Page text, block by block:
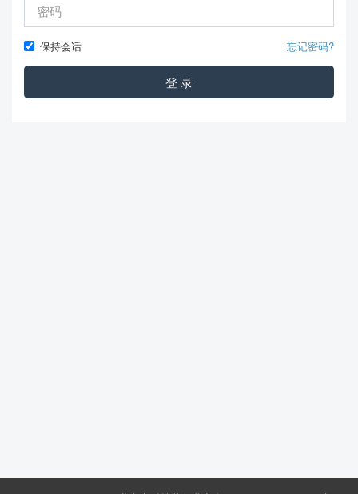
保持会话 忘记密码?
登 录